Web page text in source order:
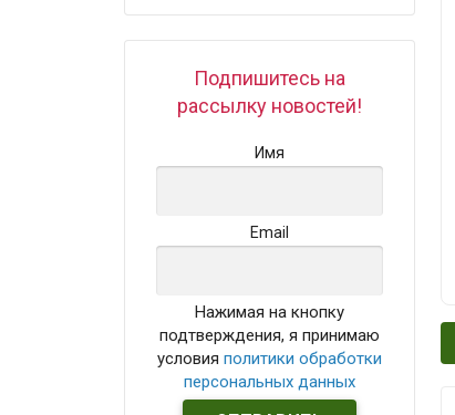
Подпишитесь на
рассылку новостей!
Имя
Email
Нажимая на кнопку
подтверждения, я принимаю
условияполитики обработки
персональных данных